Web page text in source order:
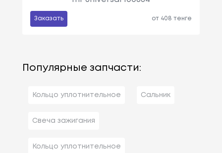
Заказать от 408 тенге
Популярные запчасти:
Кольцо уплотнительное Сальник
Свеча зажигания
Кольцо уплотнительное